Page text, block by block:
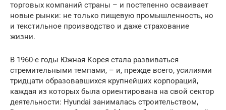
торговых компаний страны – и постепенно осваивает
новые рынки: не только пищевую промышленность, но
и текстильное производство и даже страхование
жизни.
В 1960-е годы Южная Корея стала развиваться
стремительными темпами, – и, прежде всего, усилиями
тридцати образовавшихся крупнейших корпораций,
каждая из которых была ориентирована на свой сектор
деятельности: Hyundai занималась строительством,